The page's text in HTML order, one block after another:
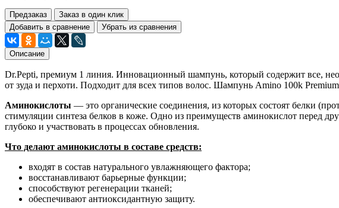
Предзаказ
Заказ в один клик
Добавить в сравнение
Убрать из сравнения
Описание
Dr.Pepti, премиум 1 линия. Инновационный шампунь, который содержит все,
от зуда и перхоти. Подходит для всех типов волос. Шампунь Amino 100k
Аминокислоты — это органические соединения, из которых состоят белки
стимуляции синтеза белков в коже. Одно из преимуществ аминокислот перед
глубоко и участвовать в процессах обновления.
Что делают аминокислоты в составе средств:
входят в состав натурального увлажняющего фактора;
восстанавливают барьерные функции;
способствуют регенерации тканей;
обеспечивают антиоксидантную защиту.